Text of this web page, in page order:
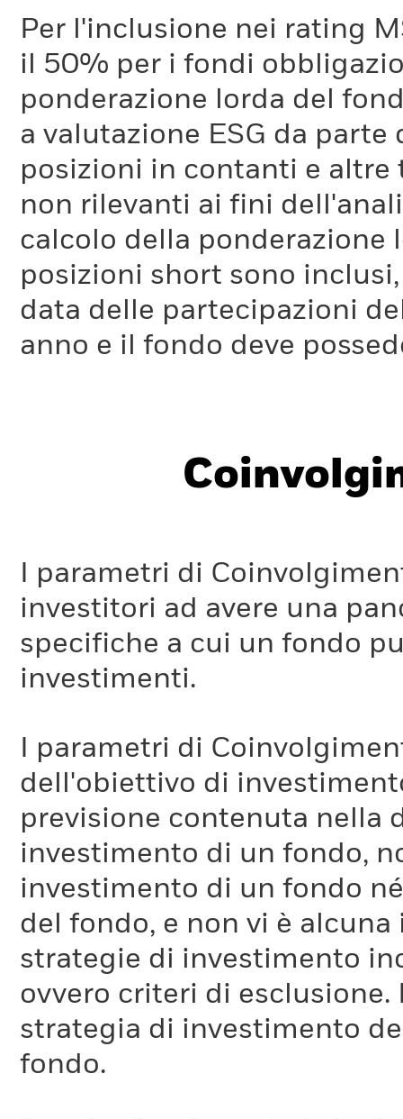
Per l'inclusione nei rating
il 50% per i fondi
ponderazione lorda del
a valutazione ESG da parte
posizioni in contanti e
non rilevanti ai fini
calcolo della ponderazione
posizioni short sono
data delle partecipazioni
anno e il fondo deve
I parametri di
investitori ad avere una
specifiche a cui un fondo
investimenti.
I parametri di
dell'obiettivo di
previsione contenuta nella
investimento di un fondo,
investimento di un fondo
del fondo, e non vi è
strategie di investimento
ovvero criteri di
strategia di investimento
fondo.